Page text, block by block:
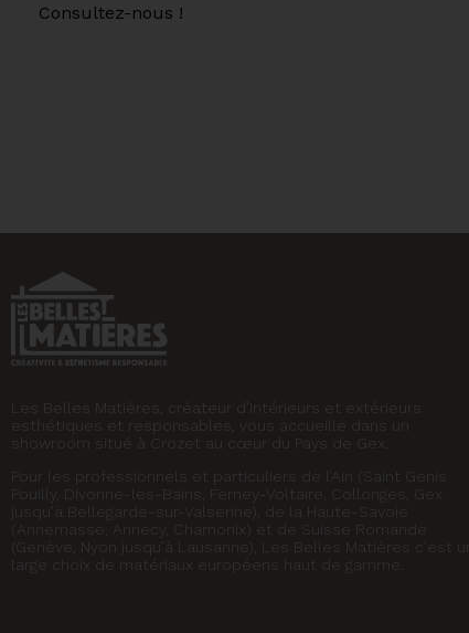
Consultez-nous !
Les Belles Matières, créateur d’intérieurs et extérieurs
esthétiques et responsables, vous accueille dans un
showroom situé à Crozet au cœur du Pays de Gex.
Pour les professionnels et particuliers de l’Ain (Saint Genis
Pouilly, Divonne-les-Bains, Ferney-Voltaire, Collonges, Gex
jusqu’à Bellegarde-sur-Valserine), de la Haute-Savoie
(Annemasse, Annecy, Chamonix) et de Suisse Romande
(Genève, Nyon jusqu’à Lausanne), Les Belles Matières c’est un
large choix de matériaux européens haut de gamme.